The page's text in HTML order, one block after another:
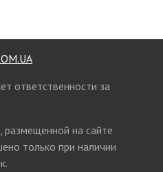
ответственности за
на сайте
только при наличии